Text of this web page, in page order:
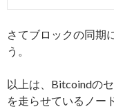
さてブロックの同期
う。
以上は、Bitcoindの
を走らせているノー